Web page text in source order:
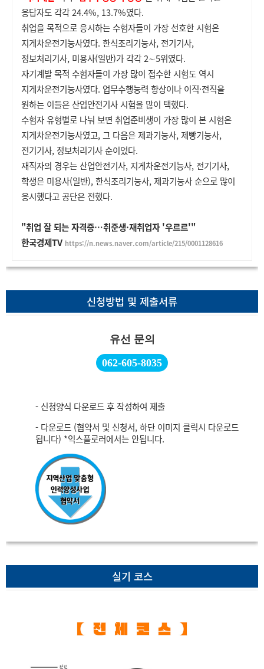
응답자도 각각 24.4%, 13.7%였다.
취업을 목적으로 응시하는 수험자들이 가장 선호한 시험은
지게차운전기능사였다. 한식조리기능사, 전기기사,
정보처리기사, 미용사(일반)가 각각 2∼5위였다.
자기계발 목적 수험자들이 가장 많이 접수한 시험도 역시
지게차운전기능사였다. 업무수행능력 향상이나 이직·전직을
원하는 이들은 산업안전기사 시험을 많이 택했다.
수험자 유형별로 나눠 보면 취업준비생이 가장 많이 본 시험은
지게차운전기능사였고, 그 다음은 제과기능사, 제빵기능사,
전기기사, 정보처리기사 순이었다.
재직자의 경우는 산업안전기사, 지게차운전기능사, 전기기사,
학생은 미용사(일반), 한식조리기능사, 제과기능사 순으로 많이
응시했다고 공단은 전했다.
"취업 잘 되는 자격증…취준생·재취업자 '우르르'"
한국경제TV https://n.news.naver.com/article/215/0001128616
신청방법 및 제출서류
유선 문의
062-605-8035
- 신청양식 다운로드 후 작성하여 제출
- 다운로드 (협약서 및 신청서, 하단 이미지 클릭시 다운로드
됩니다) *익스플로러에서는 안됩니다.
실기 코스